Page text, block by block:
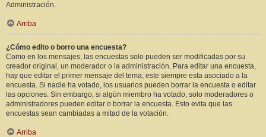
Administración.
Arriba
¿Cómo edito o borro una encuesta?
Como en los mensajes, las encuestas solo pueden ser modificadas por su
creador original, un moderador o la administración. Para editar una encuesta,
hay que editar el primer mensaje del tema; este siempre esta asociado a la
encuesta. Si nadie ha votado, los usuarios pueden borrar la encuesta o editar
las opciones. Sin embargo, si algún miembro ha votado, solo moderadores o
administradores pueden editar o borrar la encuesta. Esto evita que las
encuestas sean cambiadas a mitad de la votación.
Arriba